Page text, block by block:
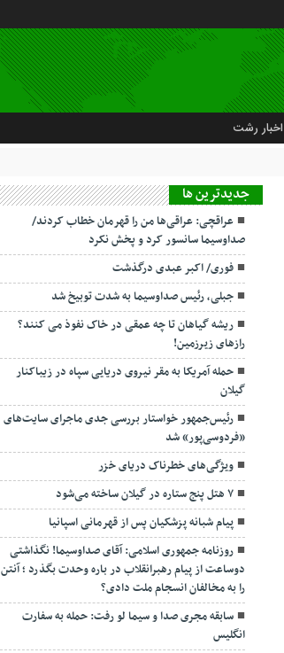
اخبار رشت
جديدترين ها
عراقچی: عراقی‌ها من را قهرمان خطاب کردند/
صداوسیما سانسور کرد و پخش نکرد
فوری/ اکبر عبدی درگذشت
جبلی، رئیس صداوسیما به شدت توبیخ شد
ریشه گیاهان تا چه عمقی در خاک نفوذ می کنند؟
رازهای زیرزمین!
حمله آمریکا به مقر نیروی دریایی سپاه در زیباکنار
گیلان
رئیس‌جمهور خواستار بررسی جدی ماجرای سایت‌های
«فردوسی‌پور» شد
ویژگی‌های خطرناک دریای خزر
۷ هتل پنج ستاره در گیلان ساخته می‌شود
پیام شبانه پزشکیان پس از قهرمانی اسپانیا
روزنامه جمهوری اسلامی: آقای صداوسیما! نگذاشتی
دوساعت از پیام رهبرانقلاب در باره وحدت بگذرد ؛ آنتن
را به مخالفان انسجام ملت دادی؟
سابقه مجری صدا و سیما لو رفت: حمله به سفارت
انگلیس